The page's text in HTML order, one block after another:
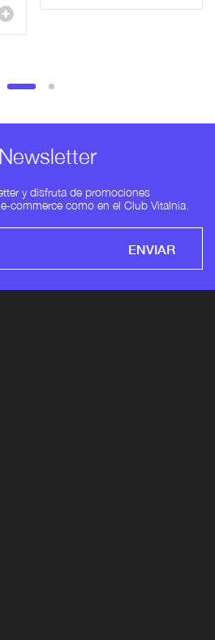
y disfruta de promociones
commerce como en el Club Vitalnia.
ENVIAR